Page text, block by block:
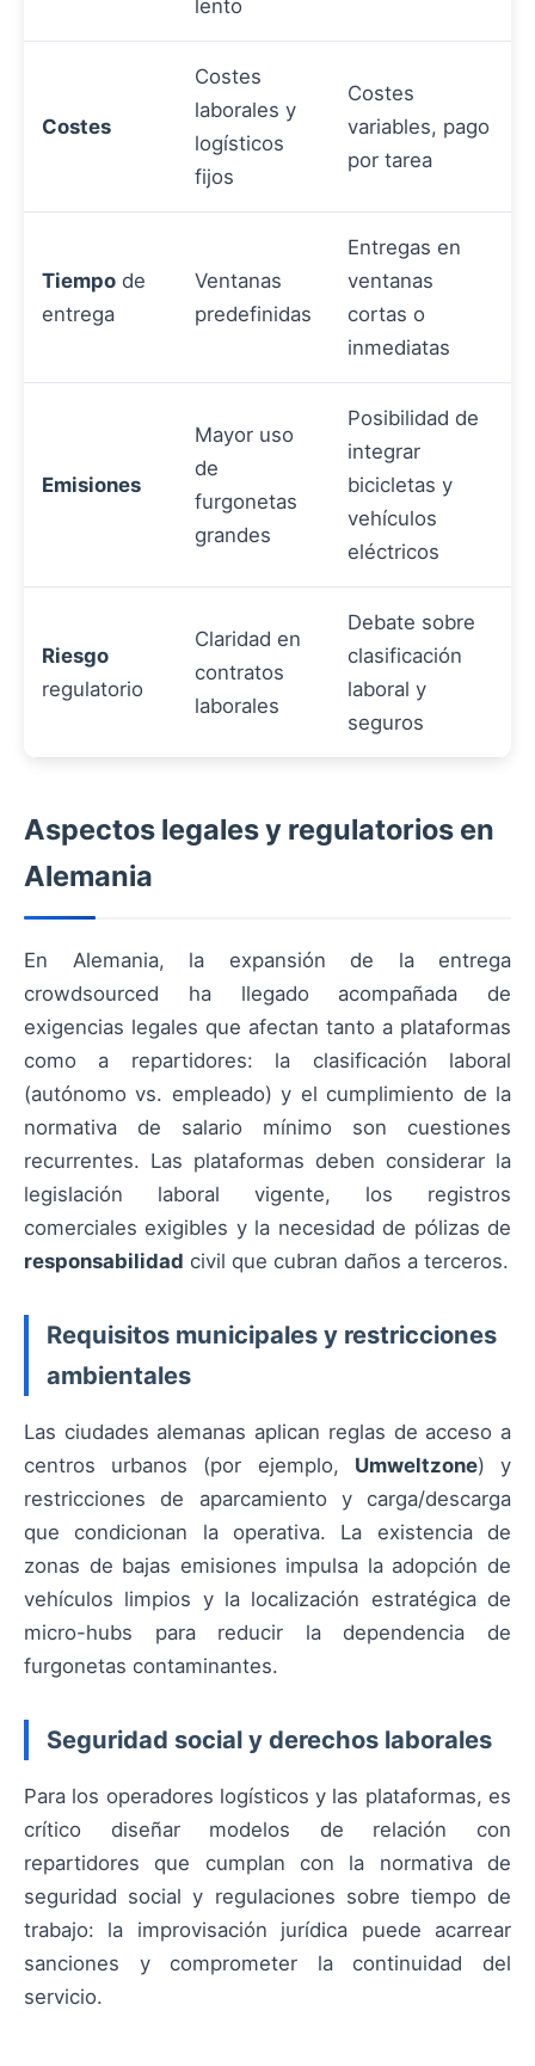
lento
Costes
Costes
laborales y
logísticos
fijos
Costes
variables, pago
por tarea
Tiempo de
entrega
Ventanas
predefinidas
Entregas en
ventanas
cortas o
inmediatas
Emisiones
Mayor uso
de
furgonetas
grandes
Posibilidad de
integrar
bicicletas y
vehículos
eléctricos
Riesgo
regulatorio
Claridad en
contratos
laborales
Debate sobre
clasificación
laboral y
seguros
Aspectos legales y regulatorios en
Alemania
En Alemania, la expansión de la entrega
crowdsourced ha llegado acompañada de
exigencias legales que afectan tanto a plataformas
como a repartidores: la clasificación laboral
(autónomo vs. empleado) y el cumplimiento de la
normativa de salario mínimo son cuestiones
recurrentes. Las plataformas deben considerar la
legislación laboral vigente, los registros
comerciales exigibles y la necesidad de pólizas de
responsabilidad civil que cubran daños a terceros.
Requisitos municipales y restricciones
ambientales
Las ciudades alemanas aplican reglas de acceso a
centros urbanos (por ejemplo, Umweltzone) y
restricciones de aparcamiento y carga/descarga
que condicionan la operativa. La existencia de
zonas de bajas emisiones impulsa la adopción de
vehículos limpios y la localización estratégica de
micro-hubs para reducir la dependencia de
furgonetas contaminantes.
Seguridad social y derechos laborales
Para los operadores logísticos y las plataformas, es
crítico diseñar modelos de relación con
repartidores que cumplan con la normativa de
seguridad social y regulaciones sobre tiempo de
trabajo: la improvisación jurídica puede acarrear
sanciones y comprometer la continuidad del
servicio.